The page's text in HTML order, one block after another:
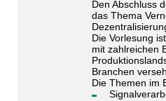
Den Abschluss
das Thema
Die Vorlesung
mit zahlreichen
Branchen
Die Themen im